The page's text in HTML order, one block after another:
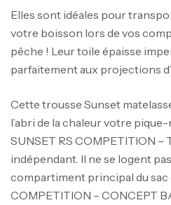
Elles sont idéales pour
votre boisson lors de vos
pêche ! Leur toile épaisse
parfaitement aux projections
Cette trousse Sunset
l’abri de la chaleur votre
SUNSET RS COMPETITION –
indépendant. Il ne se logent
compartiment principal du sac
COMPETITION – CONCEPT